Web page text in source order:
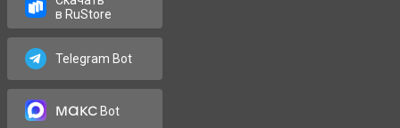
в RuStore
Telegram Bot
максBot